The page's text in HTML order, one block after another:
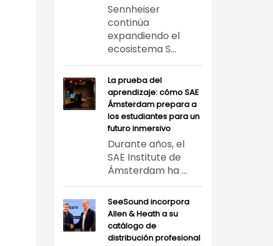
Sennheiser
continúa
expandiendo el
ecosistema S...
La prueba del
aprendizaje: cómo SAE
Ámsterdam prepara a
los estudiantes para un
futuro inmersivo
Durante años, el
SAE Institute de
Ámsterdam ha ...
SeeSound incorpora
Allen & Heath a su
catálogo de
distribución profesional